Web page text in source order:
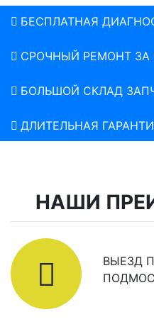
БЕСПЛАТНАЯ
СРОЧНЫЙ РЕМОНТ ЗА
БОЛЬШОЙ СКЛАД
ДЛИТЕЛЬНАЯ
НАШИ
ВЫЕЗД